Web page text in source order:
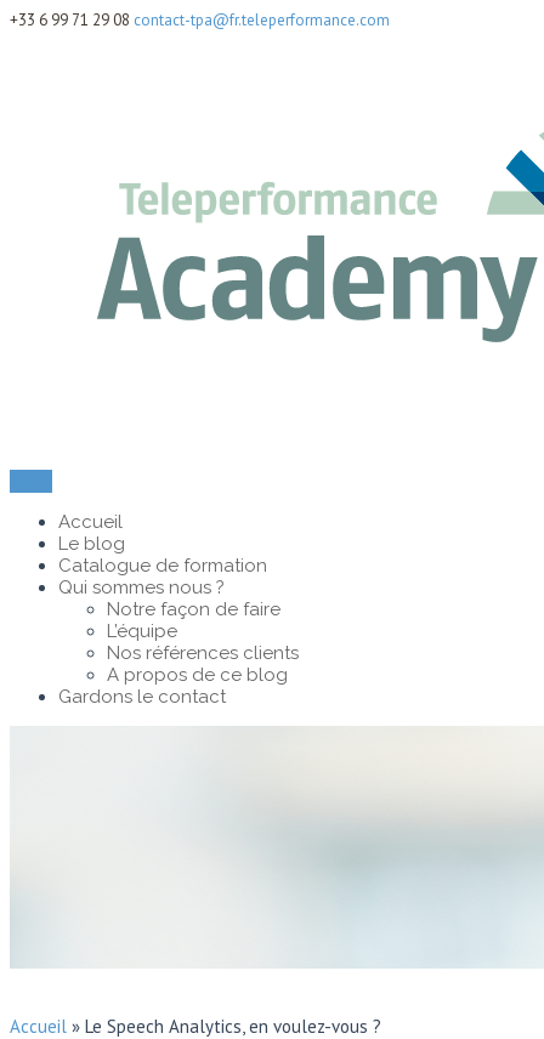
+33 6 99 71 29 08 contact-tpa@fr.teleperformance.com
Accueil
Le blog
Catalogue de formation
Qui sommes nous ?
Notre façon de faire
L’équipe
Nos références clients
A propos de ce blog
Gardons le contact
Accueil » Le Speech Analytics, en voulez-vous ?